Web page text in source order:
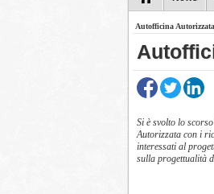
Autofficina Autorizzata
Si è svolto lo
Autorizzata con i
interessati al
sulla progettualità